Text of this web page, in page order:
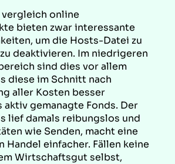
online
bieten zwar interessante
um die Hosts-Datei zu
deaktivieren. Im niedrigeren
sind dies vor allem
diese im Schnitt nach
aller Kosten besser
aktiv gemanagte Fonds. Der
lief damals reibungslos und
wie Senden, macht eine
Handel einfacher. Fällen keine
Wirtschaftsgut selbst,